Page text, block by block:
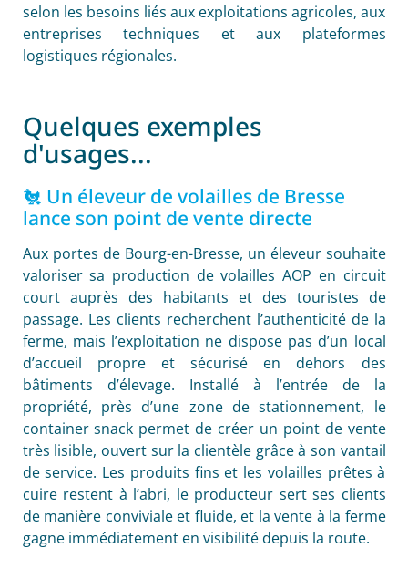
selon les besoins liés aux exploitations agricoles, aux
entreprises techniques et aux plateformes
logistiques régionales.
Quelques exemples
d'usages...
🐔 Un éleveur de volailles de Bresse
lance son point de vente directe
Aux portes de Bourg-en-Bresse, un éleveur souhaite
valoriser sa production de volailles AOP en circuit
court auprès des habitants et des touristes de
passage. Les clients recherchent l’authenticité de la
ferme, mais l’exploitation ne dispose pas d’un local
d’accueil propre et sécurisé en dehors des
bâtiments d’élevage. Installé à l’entrée de la
propriété, près d’une zone de stationnement, le
container snack permet de créer un point de vente
très lisible, ouvert sur la clientèle grâce à son vantail
de service. Les produits fins et les volailles prêtes à
cuire restent à l’abri, le producteur sert ses clients
de manière conviviale et fluide, et la vente à la ferme
gagne immédiatement en visibilité depuis la route.